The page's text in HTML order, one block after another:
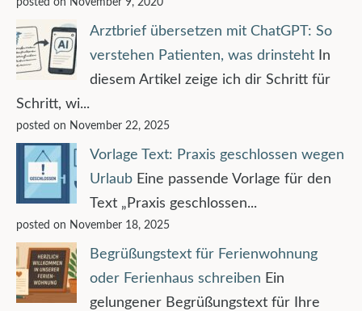
Arztbrief übersetzen mit ChatGPT: So
verstehen Patienten, was drinsteht
In
diesem Artikel zeige ich dir Schritt für
Schritt, wi...
posted on November 22, 2025
Vorlage Text: Praxis geschlossen wegen
Urlaub Eine passende Vorlage für den
Text „Praxis geschlossen...
posted on November 18, 2025
Begrüßungstext für Ferienwohnung
oder Ferienhaus schreiben Ein
gelungener Begrüßungstext für Ihre